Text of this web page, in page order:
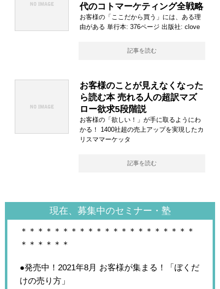
代のコトマーケティング全戦略
お客様の「ここだから買う」には、ある理
由がある 単行本: 376ページ 出版社: clove
記事を読む
お客様のことが見えなくなった
ら読む本 売れる人の超訳マズ
ロー欲求5段階説
お客様の「欲しい！」が手に取るようにわ
かる！ 1400社超の売上アップを実現したカ
リスママーケッタ
記事を読む
現在、募集中のセミナー・塾
＊＊＊＊＊＊＊＊＊＊＊＊＊＊＊＊＊＊＊＊＊
＊＊＊＊＊＊
●発売中！2021年8月 お客様が集まる！「ぼくだ
けの売り方」